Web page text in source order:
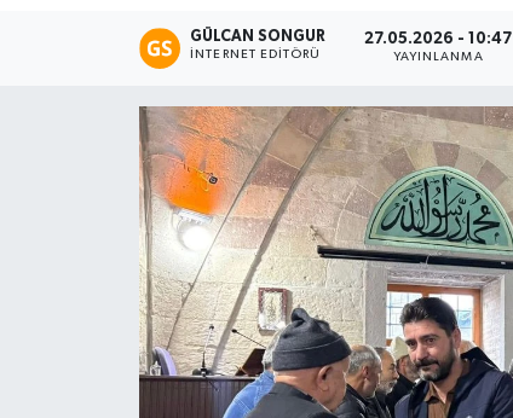
GÜLCAN SONGUR
İNTERNET EDITÖRÜ
27.05.2026 - 10:47
YAYINLANMA
Teknoloji
Resmi İlan